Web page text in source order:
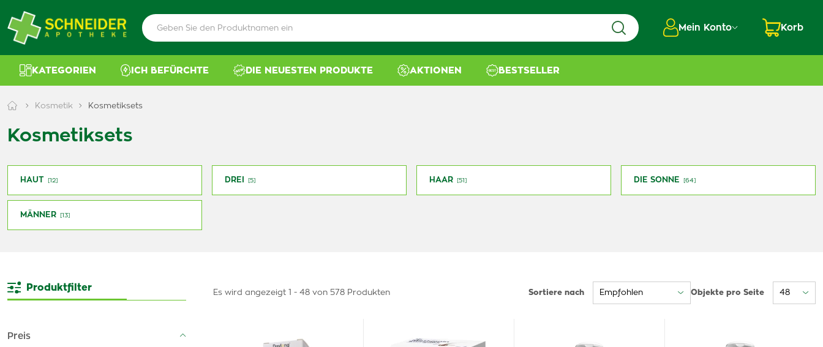
Mein Konto Korb
KATEGORIEN ICH BEFÜRCHTE DIE NEUESTEN PRODUKTE AKTIONEN BESTSELLER
Kosmetik Kosmetiksets
Kosmetiksets
HAUT [12] DREI [5] HAAR [51] DIE SONNE [64]
MÄNNER [13]
Produktfilter
Preis
Es wird angezeigt 1 - 48 von 578 Produkten Sortiere nach Objekte pro Seite